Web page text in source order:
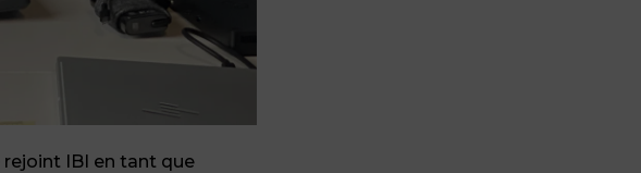
rejoint IBI en tant que